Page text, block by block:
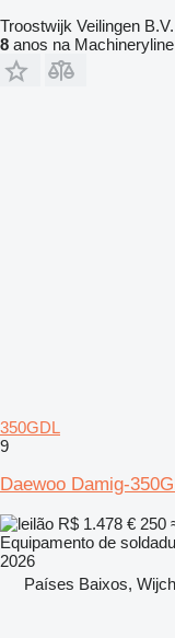
Troostwijk Veilingen B.V.
8 anos na Machineryline
350GDL
9
Daewoo Damig-
R$ 1.478 € 250
Equipamento de
2026
Países Baixos,